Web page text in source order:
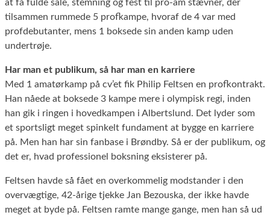
at få fulde sale, stemning og fest til pro-am stævner, der
tilsammen rummede 5 profkampe, hvoraf de 4 var med
profdebutanter, mens 1 boksede sin anden kamp uden
undertrøje.
Har man et publikum, så har man en karriere
Med 1 amatørkamp på cv’et fik Philip Feltsen en profkontrakt.
Han nåede at boksede 3 kampe mere i olympisk regi, inden
han gik i ringen i hovedkampen i Albertslund. Det lyder som
et sportsligt meget spinkelt fundament at bygge en karriere
på. Men han har sin fanbase i Brøndby. Så er der publikum, og
det er, hvad professionel boksning eksisterer på.
Feltsen havde så fået en overkommelig modstander i den
overvægtige, 42-årige tjekke Jan Bezouska, der ikke havde
meget at byde på. Feltsen ramte mange gange, men han så ud